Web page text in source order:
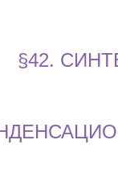
§42.